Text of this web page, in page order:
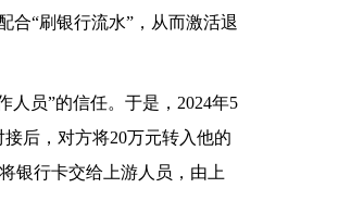
合“刷银行流水”，从而激活退
人员”的信任。于是，2024年5
后，对方将20万元转入他的
银行卡交给上游人员，由上